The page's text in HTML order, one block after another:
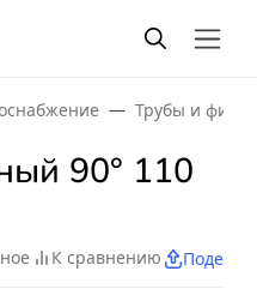
Трубы и
90° 110
К сравнению